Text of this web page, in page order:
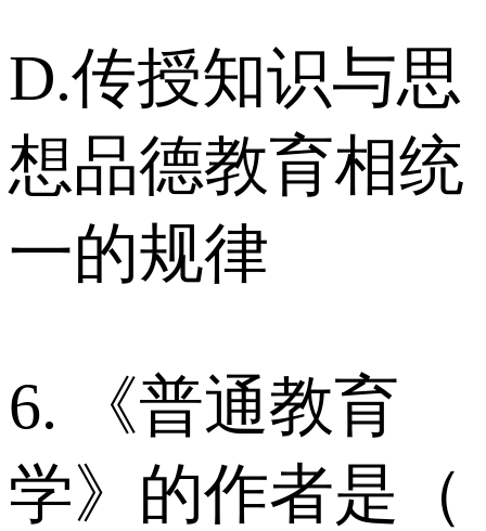
D.传授知识与思
想品德教育相统
一的规律
6. 《普通教育
学》的作者是（